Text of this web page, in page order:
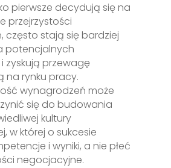
pierwsze decydują się na
przejrzystości
często stają się bardziej
potencjalnych
zyskują przewagę
na rynku pracy.
wynagrodzeń może
się do budowania
kultury
w której o sukcesie
i wyniki, a nie płeć
negocjacyjne.